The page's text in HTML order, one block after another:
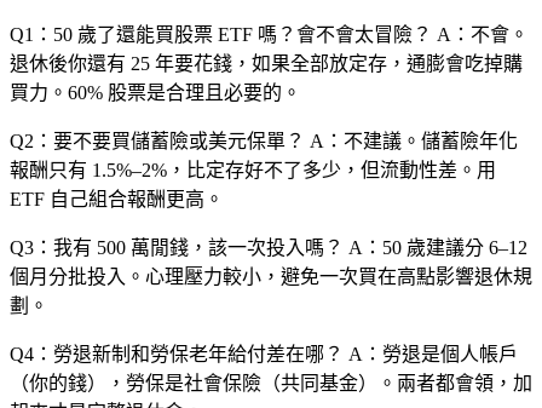
Q1：50 歲了還能買股票 ETF 嗎？會不會太冒險？ A：不會。
退休後你還有 25 年要花錢，如果全部放定存， 通膨會吃掉購
買力 。60% 股票是合理且必要的。
Q2：要不要買儲蓄險或美元保單？ A： 不建議 。儲蓄險年化
報酬只有 1.5%–2%，比定存好不了多少，但流動性差。 用
ETF 自己組合報酬更高 。
Q3：我有 500 萬閒錢，該一次投入嗎？ A：50 歲建議分 6–12
個月分批投入 。心理壓力較小，避免一次買在高點影響退休規
劃。
Q4：勞退新制和勞保老年給付差在哪？ A： 勞退是個人帳戶
（你的錢）
，勞保是社會保險（共同基金）。兩者都會領，加